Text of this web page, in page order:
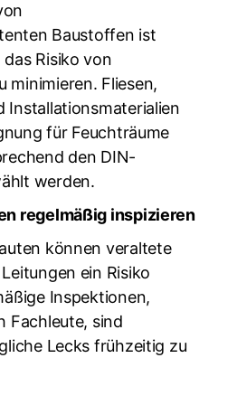
Baustoffen ist
Risiko von
minimieren. Fliesen,
Installationsmaterialien
für Feuchträume
den DIN-
werden.
regelmäßig inspizieren
können veraltete
ein Risiko
Inspektionen,
Fachleute, sind
Lecks frühzeitig zu